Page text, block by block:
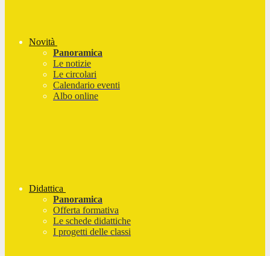
Novità
Panoramica
Le notizie
Le circolari
Calendario eventi
Albo online
Didattica
Panoramica
Offerta formativa
Le schede didattiche
I progetti delle classi